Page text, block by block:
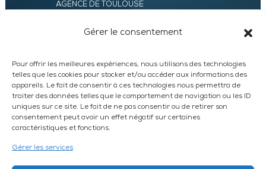
Gérer le consentement
Pour offrir les meilleures expériences, nous utilisons des technologies
telles que les cookies pour stocker et/ou accéder aux informations des
appareils. Le fait de consentir à ces technologies nous permettra de
traiter des données telles que le comportement de navigation ou les ID
uniques sur ce site. Le fait de ne pas consentir ou de retirer son
consentement peut avoir un effet négatif sur certaines
caractéristiques et fonctions.
Gérer les services
AGENCE DE TOULOUSE
AGENCE D’ORLÉANS